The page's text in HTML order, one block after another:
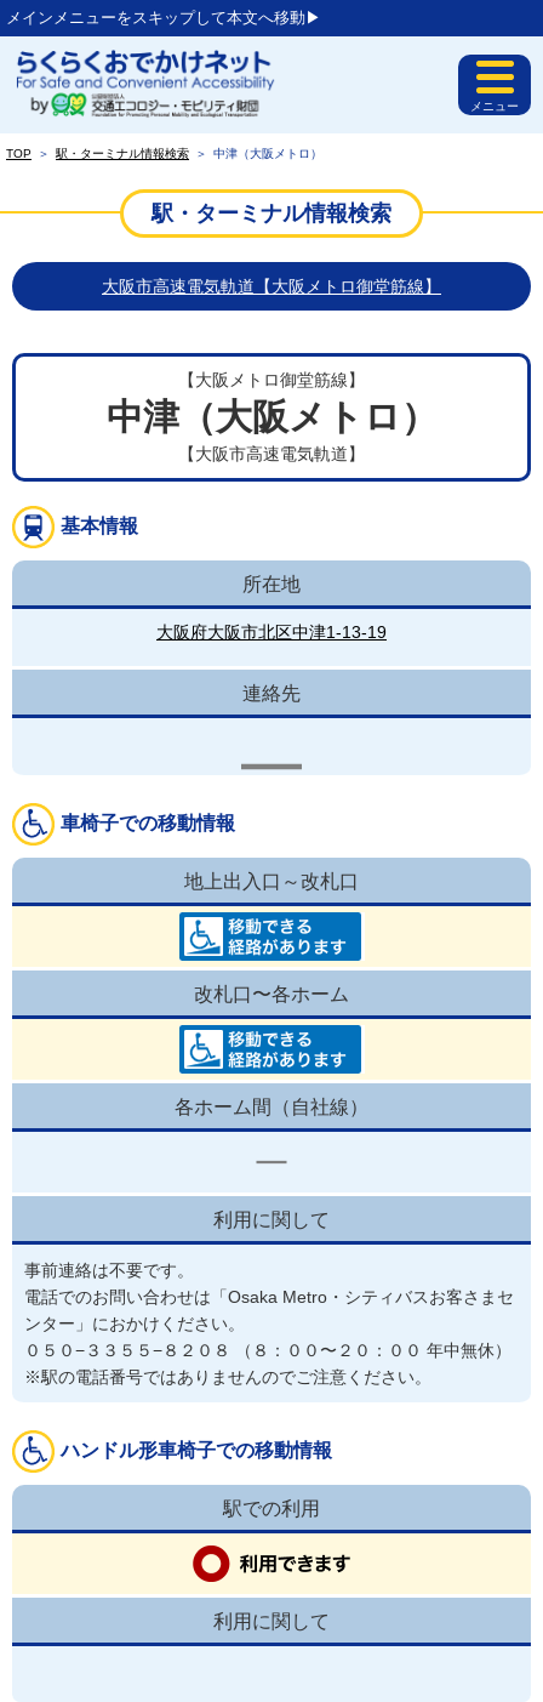
メインメニューをスキップして本文へ移動▶︎
メニュー
TOP ＞ 駅・ターミナル情報検索 ＞ 中津（大阪メトロ）
駅・ターミナル情報検索
大阪市高速電気軌道【大阪メトロ御堂筋線】
【大阪メトロ御堂筋線】
中津（大阪メトロ）
【大阪市高速電気軌道】
基本情報
所在地
大阪府大阪市北区中津1-13-19
連絡先
車椅子での移動情報
地上出入口～改札口
改札口〜各ホーム
各ホーム間（自社線）
利用に関して
事前連絡は不要です。
電話でのお問い合わせは「Osaka Metro・シティバスお客さまセ
ンター」におかけください。
０５０−３３５５−８２０８ （８：００〜２０：００ 年中無休）
※駅の電話番号ではありませんのでご注意ください。
ハンドル形車椅子での移動情報
駅での利用
利用に関して